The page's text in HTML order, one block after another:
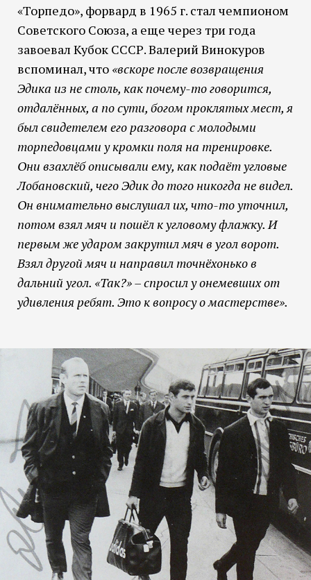
«Торпедо», форвард в 1965 г. стал чемпионом
Советского Союза, а еще через три года
завоевал Кубок СССР. Валерий Винокуров
вспоминал, что «вскоре после возвращения
Эдика из не столь, как почему-то говорится,
отдалённых, а по сути, богом проклятых мест, я
был свидетелем его разговора с молодыми
торпедовцами у кромки поля на тренировке.
Они взахлёб описывали ему, как подаёт угловые
Лобановский, чего Эдик до того никогда не видел.
Он внимательно выслушал их, что-то уточнил,
потом взял мяч и пошёл к угловому флажку. И
первым же ударом закрутил мяч в угол ворот.
Взял другой мяч и направил точнёхонько в
дальний угол. «Так?» – спросил у онемевших от
удивления ребят. Это к вопросу о мастерстве».